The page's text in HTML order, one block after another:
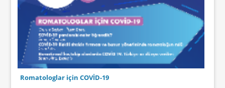
Romatologlar için COVİD-19